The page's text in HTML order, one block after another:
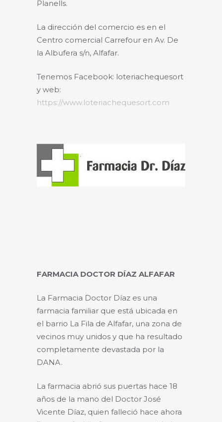
Planells.
La dirección del comercio es en el
Centro comercial Carrefour en Av. De
la Albufera s/n, Alfafar.
Tenemos Facebook: loteriachequesort
y web:
https://www.loteriachequesort.com
FARMACIA DOCTOR DÍAZ ALFAFAR
La Farmacia Doctor Díaz es una
farmacia familiar que está ubicada en
el barrio La Fila de Alfafar, una zona de
vecinos muy unidos y que ha resultado
completamente devastada por la
DANA.
La farmacia abrió sus puertas hace 18
años de la mano del Doctor José
Vicente Díaz, quien falleció hace ahora